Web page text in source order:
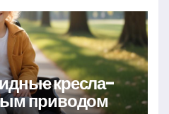
кресла-
приводом